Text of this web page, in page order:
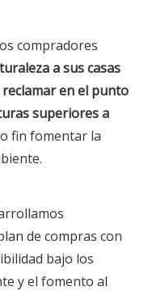
compradores
a sus casas
en el punto
superiores a
fin fomentar la
de compras con
bajo los
y el fomento al